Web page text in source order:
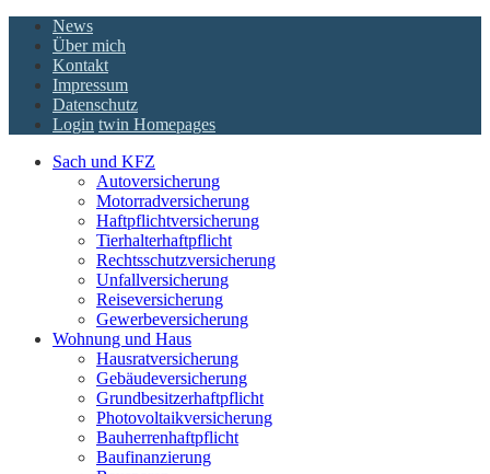
News
Über mich
Kontakt
Impressum
Datenschutz
Login twin Homepages
Sach und KFZ
Autoversicherung
Motorradversicherung
Haftpflichtversicherung
Tierhalterhaftpflicht
Rechtsschutzversicherung
Unfallversicherung
Reiseversicherung
Gewerbeversicherung
Wohnung und Haus
Hausratversicherung
Gebäudeversicherung
Grundbesitzerhaftpflicht
Photovoltaikversicherung
Bauherrenhaftpflicht
Baufinanzierung